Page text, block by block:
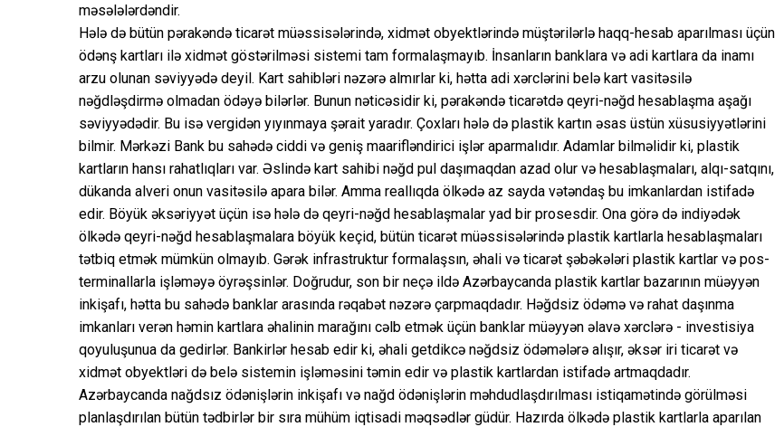
məsələlərdəndir.
Hələ də bütün pərakəndə ticarət müəssisələrində, xidmət obyektlərində müştərilərlə haqq-hesab aparılması üçün
ödənş kartları ilə xidmət göstərilməsi sistemi tam formalaşmayıb. İnsanların banklara və adi kartlara da inamı
arzu olunan səviyyədə deyil. Kart sahibləri nəzərə almırlar ki, hətta adi xərclərini belə kart vasitəsilə
nəğdləşdirmə olmadan ödəyə bilərlər. Bunun nəticəsidir ki, pərakəndə ticarətdə qeyri-nəğd hesablaşma aşağı
səviyyədədir. Bu isə vergidən yıyınmaya şərait yaradır. Çoxları hələ də plastik kartın əsas üstün xüsusiyyətlərini
bilmir. Mərkəzi Bank bu sahədə ciddi və geniş maarifləndirici işlər aparmalıdır. Adamlar bilməlidir ki, plastik
kartların hansı rahatlıqları var. Əslində kart sahibi nəğd pul daşımaqdan azad olur və hesablaşmaları, alqı-satqını,
dükanda alveri onun vasitəsilə apara bilər. Amma reallıqda ölkədə az sayda vətəndaş bu imkanlardan istifadə
edir. Böyük əksəriyyət üçün isə hələ də qeyri-nəğd hesablaşmalar yad bir prosesdir. Ona görə də indiyədək
ölkədə qeyri-nəğd hesablaşmalara böyük keçid, bütün ticarət müəssisələrində plastik kartlarla hesablaşmaları
tətbiq etmək mümkün olmayıb. Gərək infrastruktur formalaşsın, əhali və ticarət şəbəkələri plastik kartlar və pos-
terminallarla işləməyə öyrəşsinlər. Doğrudur, son bir neçə ildə Azərbaycanda plastik kartlar bazarının müəyyən
inkişafı, hətta bu sahədə banklar arasında rəqabət nəzərə çarpmaqdadır. Həğdsiz ödəmə və rahat daşınma
imkanları verən həmin kartlara əhalinin marağını cəlb etmək üçün banklar müəyyən əlavə xərclərə - investisiya
qoyuluşunua da gedirlər. Bankirlər hesab edir ki, əhali getdikcə nəğdsiz ödəmələrə alışır, əksər iri ticarət və
xidmət obyektləri də belə sistemin işləməsini təmin edir və plastik kartlardan istifadə artmaqdadır.
Azərbaycanda nağdsız ödənişlərin inkişafı və nağd ödənişlərin məhdudlaşdırılması istiqamətində görülməsi
planlaşdırılan bütün tədbirlər bir sıra mühüm iqtisadi məqsədlər güdür. Hazırda ölkədə plastik kartlarla aparılan